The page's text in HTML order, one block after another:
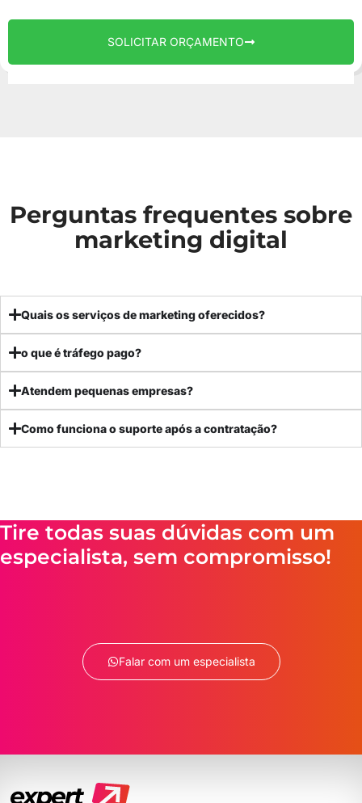
SOLICITAR ORÇAMENTO
Perguntas frequentes sobre
marketing digital
Quais os serviços de marketing oferecidos?
o que é tráfego pago?
Atendem pequenas empresas?
Como funciona o suporte após a contratação?
Tire todas suas dúvidas com um
especialista, sem compromisso!
Falar com um especialista